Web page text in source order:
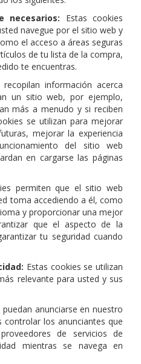
necesarios: Estas cookies
navegue por el sitio web y
el acceso a áreas seguras
de tu lista de la compra,
te encuentras.
recopilan información acerca
un sitio web, por ejemplo,
más a menudo y si reciben
se utilizan para mejorar
mejorar la experiencia
del sitio web
en cargarse las páginas
permiten que el sitio web
toma accediendo a él, como
y proporcionar una mejor
que el aspecto de la
tu seguridad cuando
Estas cookies se utilizan
relevante para usted y sus
anunciarse en nuestro
los anunciantes que
de servicios de
mientras se navega en